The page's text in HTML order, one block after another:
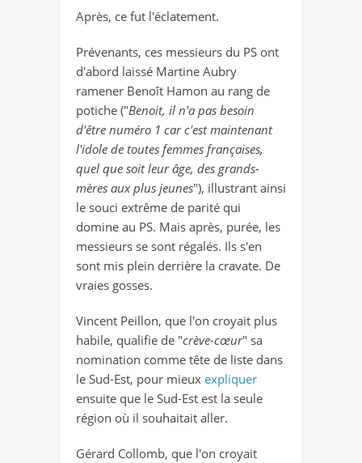
Après, ce fut l'éclatement.
Prévenants, ces messieurs du PS ont
d'abord laissé Martine Aubry
ramener Benoît Hamon au rang de
potiche ("Benoit, il n'a pas besoin
d'être numéro 1 car c'est maintenant
l'idole de toutes femmes françaises,
quel que soit leur âge, des grands-
mères aux plus jeunes"), illustrant ainsi
le souci extrême de parité qui
domine au PS. Mais après, purée, les
messieurs se sont régalés. Ils s'en
sont mis plein derrière la cravate. De
vraies gosses.
Vincent Peillon, que l'on croyait plus
habile, qualifie de "crève-cœur" sa
nomination comme tête de liste dans
le Sud-Est, pour mieux expliquer
ensuite que le Sud-Est est la seule
région où il souhaitait aller.
Gérard Collomb, que l'on croyait